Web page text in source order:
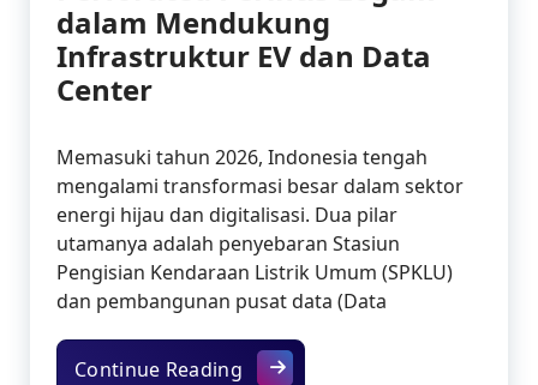
dalam Mendukung
Infrastruktur EV dan Data
Center
Memasuki tahun 2026, Indonesia tengah
mengalami transformasi besar dalam sektor
energi hijau dan digitalisasi. Dua pilar
utamanya adalah penyebaran Stasiun
Pengisian Kendaraan Listrik Umum (SPKLU)
dan pembangunan pusat data (Data
Continue ReadingInovasi 2026: Peran Plat